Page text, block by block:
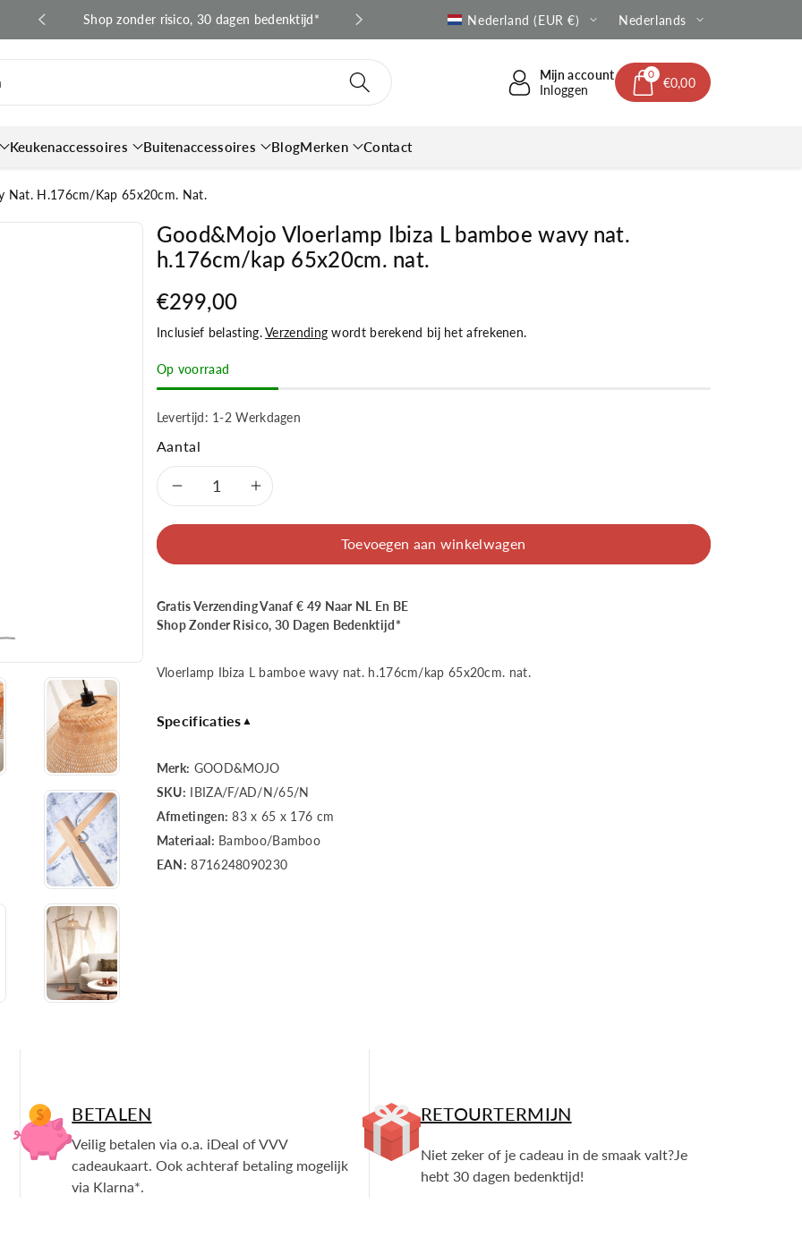
Shop zonder risico, 30 dagen bedenktijd* Snelle verzending | Altijd met Track & Trace
Nederland (EUR €) Nederlands
Mijn account
Inloggen
0
€0,00
Keukenaccessoires Buitenaccessoires BlogMerken Contact
Nat. H.176cm/kap 65x20cm. Nat.
Good&Mojo Vloerlamp Ibiza L bamboe wavy nat.
h.176cm/kap 65x20cm. nat.
€299,00
Inclusief belasting.Verzending wordt berekend bij het afrekenen.
Op voorraad
Levertijd: 1-2 Werkdagen
Aantal
Aantal
Good&amp;Mojo
L
bamboe
wavy
nat.
Aantal
verhogen
Good&amp;Mojo
bamboe
wavy
nat.
Toevoegen aan winkelwagen
Gratis Verzending Vanaf € 49 Naar NL En BE
Shop Zonder Risico, 30 Dagen Bedenktijd*
Vloerlamp Ibiza L bamboe wavy nat. h.176cm/kap 65x20cm. nat.
Specificaties ▲
Merk: GOOD&MOJO
SKU: IBIZA/F/AD/N/65/N
Afmetingen: 83 x 65 x 176 cm
Materiaal: Bamboo/Bamboo
EAN: 8716248090230
BETALEN
Veilig betalen via o.a. iDeal of VVV
cadeaukaart. Ook achteraf betaling mogelijk
via Klarna*.
RETOURTERMIJN
Niet zeker of je cadeau in de smaak valt?Je
hebt 30 dagen bedenktijd!